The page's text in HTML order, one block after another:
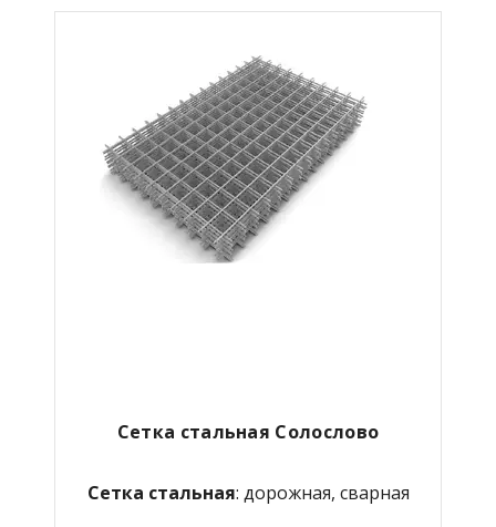
Сетка стальная Солослово
Сетка стальная: дорожная, сварная